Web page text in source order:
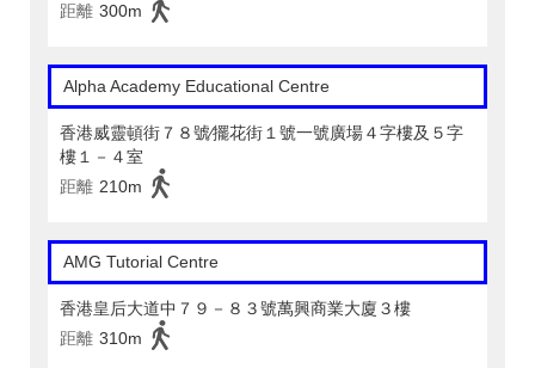
距離 300m
Alpha Academy Educational Centre
香港威靈頓街７８號∕擺花街１號一號廣場４字樓及５字
樓１－４室
距離 210m
AMG Tutorial Centre
香港皇后大道中７９－８３號萬興商業大廈３樓
距離 310m